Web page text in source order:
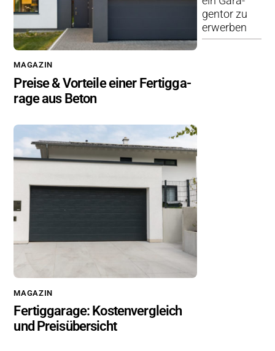
MA­GA­ZIN
Prei­se & Vor­tei­le einer Fer­tig­ga­
ra­ge aus Beton
MA­GA­ZIN
Fer­tig­ga­ra­ge: Kos­ten­ver­gleich
und Preis­über­sicht
gen­tor zu
er­wer­ben